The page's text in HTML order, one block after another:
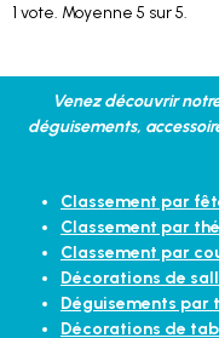
1 vote. Moyenne 5 sur 5.
Venez découvrir
déguisements,
Classement par
Classement par
Classement par
Décorations de
Déguisements par
Décorations de